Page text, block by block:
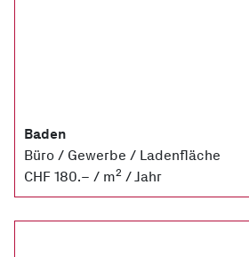
Baden
Büro / Gewerbe / Ladenfläche
CHF 180.– / m2 / Jahr